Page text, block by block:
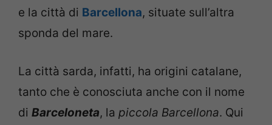
e la città di Barcellona, situate sull’altra
sponda del mare.
La città sarda, infatti, ha origini catalane,
tanto che è conosciuta anche con il nome
di Barceloneta, la piccola Barcellona. Qui